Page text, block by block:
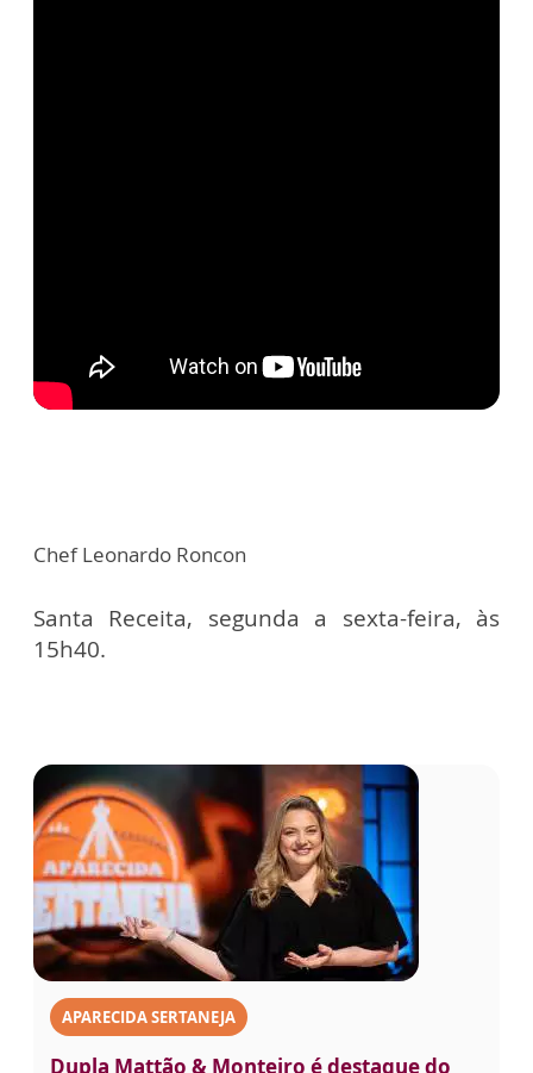
Chef Leonardo Roncon
Santa Receita, segunda a sexta-feira, às
15h40.
APARECIDA SERTANEJA
Dupla Mattão & Monteiro é destaque do